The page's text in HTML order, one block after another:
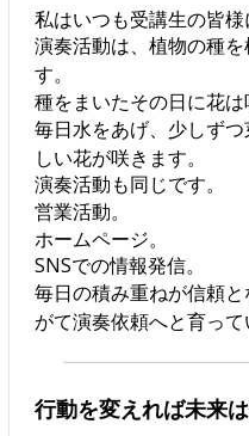
私はいつも受講生の皆様
演奏活動は、植物の種
す。
種をまいたその日に花は
毎日水をあげ、少しず
しい花が咲きます。
演奏活動も同じです。
営業活動。
ホームページ。
SNSでの情報発信。
毎日の積み重ねが信頼
がて演奏依頼へと育って
行動を変えれば未来